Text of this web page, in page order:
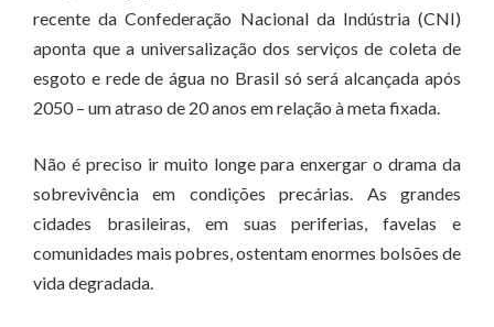
recente da Confederação Nacional da Indústria (CNI)
aponta que a universalização dos serviços de coleta de
esgoto e rede de água no Brasil só será alcançada após
2050 – um atraso de 20 anos em relação à meta fixada.
Não é preciso ir muito longe para enxergar o drama da
sobrevivência em condições precárias. As grandes
cidades brasileiras, em suas periferias, favelas e
comunidades mais pobres, ostentam enormes bolsões de
vida degradada.